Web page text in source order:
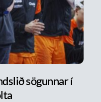
sögunnar í